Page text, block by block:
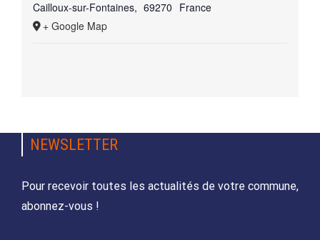
Cailloux-sur-Fontaines, 69270 France
+ Google Map
NEWSLETTER
Pour recevoir toutes les actualités de votre commune,
abonnez-vous !